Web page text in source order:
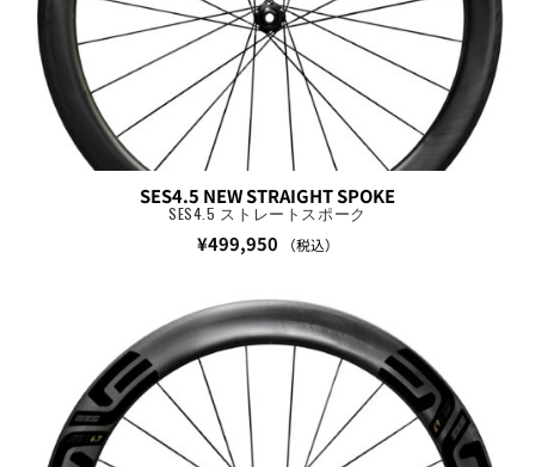
SES4.5 NEW STRAIGHT SPOKE
SES4.5 ストレートスポーク
¥499,950 （税込）